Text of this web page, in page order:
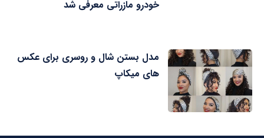
خودرو مازراتی معرفی شد
مدل بستن شال و روسری برای عکس
های میکاپ